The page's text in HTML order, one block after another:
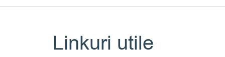
Linkuri utile